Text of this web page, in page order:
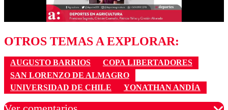
OTROS TEMAS A EXPLORAR:
AUGUSTO BARRIOS
COPA LIBERTADORES
SAN LORENZO DE ALMAGRO
UNIVERSIDAD DE CHILE
YONATHAN ANDÍA